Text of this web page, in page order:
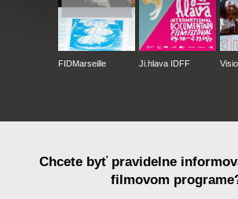
FIDMarseille Ji.hlava IDFF
Chcete byť pravidelne
filmovom